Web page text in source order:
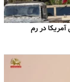
آمریکا در رم